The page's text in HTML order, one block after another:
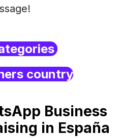
country
Business
in España